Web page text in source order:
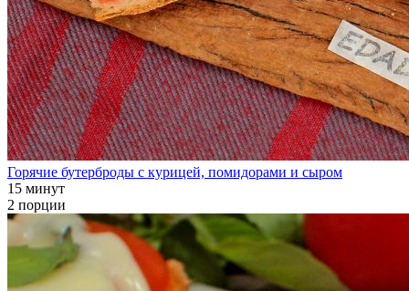
Горячие бутерброды с курицей, помидорами и сыром
15 минут
2 порции